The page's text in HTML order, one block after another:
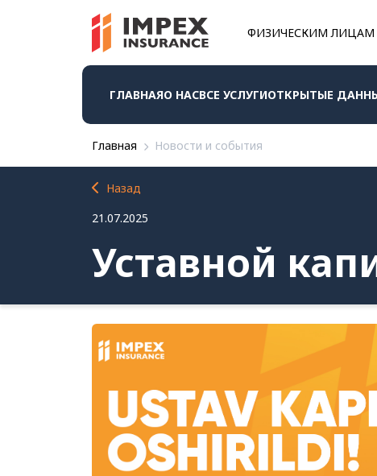
ФИЗИЧЕСКИМ ЛИЦАМ
ГЛАВНАЯО НАСВСЕ УСЛУГИОТКРЫТЫЕ
Главная Новости и события
Назад
21.07.2025
Уставной